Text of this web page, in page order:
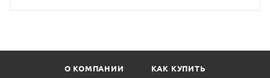
О КОМПАНИИ КАК КУПИТЬ